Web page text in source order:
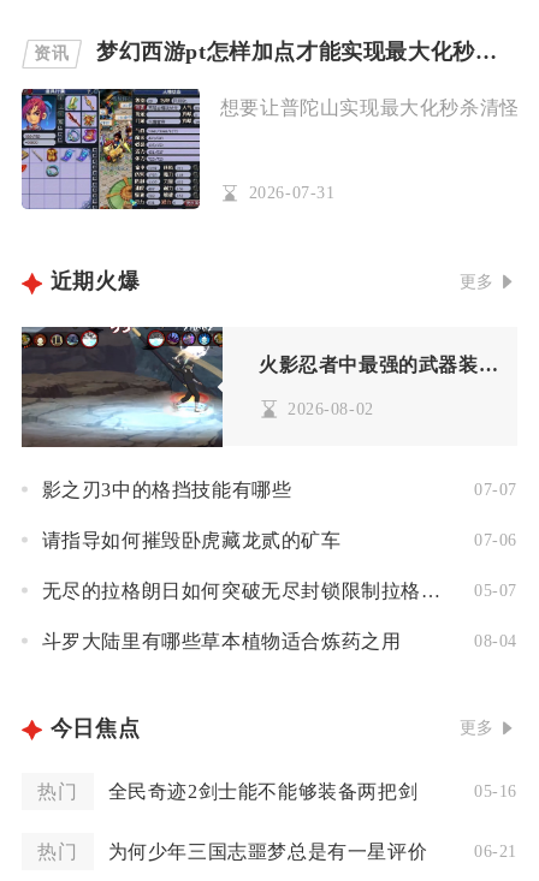
资讯 梦幻西游pt怎样加点才能实现最大化秒杀效果
想要让普陀山实现最大化秒杀清怪
2026-07-31
近期火爆 更多
火影忍者中最强的武器装备是由谁打造的
2026-08-02
影之刃3中的格挡技能有哪些 07-07
请指导如何摧毁卧虎藏龙贰的矿车 07-06
无尽的拉格朗日如何突破无尽封锁限制拉格朗日 05-07
斗罗大陆里有哪些草本植物适合炼药之用 08-04
今日焦点 更多
热门 全民奇迹2剑士能不能够装备两把剑 05-16
热门 为何少年三国志噩梦总是有一星评价 06-21